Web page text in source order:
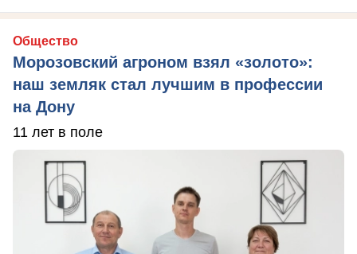
Общество
Морозовский агроном взял «золото»:
наш земляк стал лучшим в профессии
на Дону
11 лет в поле